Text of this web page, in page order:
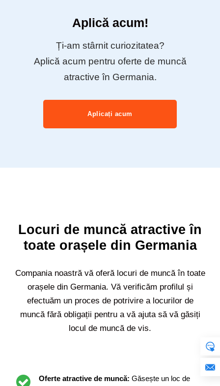
Aplică acum!
Ți-am stârnit curiozitatea?
Aplică acum pentru oferte de muncă
atractive în Germania.
Aplicați acum
Locuri de muncă atractive în
toate orașele din Germania
Compania noastră vă oferă locuri de muncă în toate
orașele din Germania. Vă verificăm profilul și
efectuăm un proces de potrivire a locurilor de
muncă fără obligații pentru a vă ajuta să vă găsiți
locul de muncă de vis.
Oferte atractive de muncă: Găsește un loc de